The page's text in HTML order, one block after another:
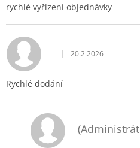
rychlé vyřízení objednávky
Hodnocení obchodu
| 20.2.2026
Rychlé dodání